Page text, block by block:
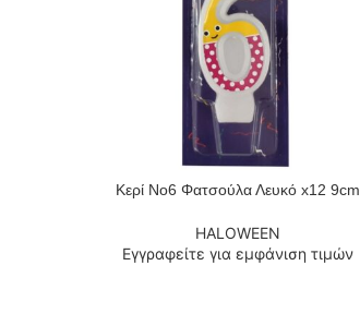
ΔΙΑΒΆΣΤΕ ΠΕΡΙΣΣΌΤΕΡΑ
Κερί Νο6 Φατσούλα Λευκό x12 9cm
HALOWEEN
Εγγραφείτε για εμφάνιση τιμών